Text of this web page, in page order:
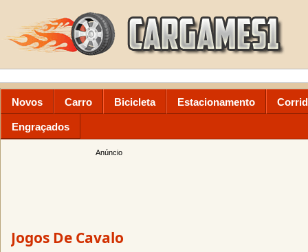
Novos Carro Bicicleta Estacionamento
Engraçados
Anúncio
Jogos De Cavalo